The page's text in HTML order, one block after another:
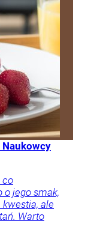
co
o jego smak,
kwestia, ale
Warto